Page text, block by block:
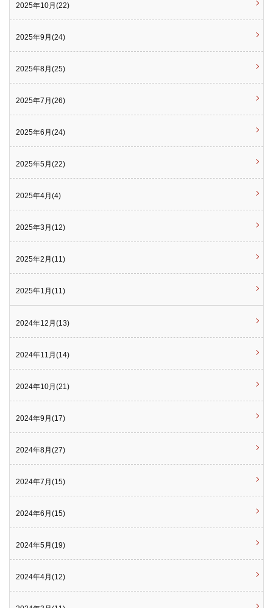
2025年10月(22)
2025年9月(24)
2025年8月(25)
2025年7月(26)
2025年6月(24)
2025年5月(22)
2025年4月(4)
2025年3月(12)
2025年2月(11)
2025年1月(11)
2024年12月(13)
2024年11月(14)
2024年10月(21)
2024年9月(17)
2024年8月(27)
2024年7月(15)
2024年6月(15)
2024年5月(19)
2024年4月(12)